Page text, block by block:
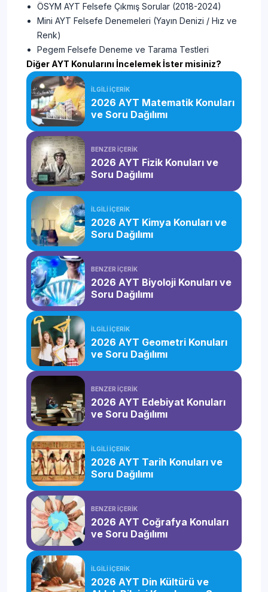
ÖSYM AYT Felsefe Çıkmış Sorular (2018-2024)
Mini AYT Felsefe Denemeleri (Yayın Denizi / Hız ve
Renk)
Pegem Felsefe Deneme ve Tarama Testleri
Diğer AYT Konularını İncelemek İster misiniz?
İLGİLİ İÇERİK
2026 AYT Matematik Konuları
ve Soru Dağılımı
BENZER İÇERİK
2026 AYT Fizik Konuları ve
Soru Dağılımı
İLGİLİ İÇERİK
2026 AYT Kimya Konuları ve
Soru Dağılımı
BENZER İÇERİK
2026 AYT Biyoloji Konuları ve
Soru Dağılımı
İLGİLİ İÇERİK
2026 AYT Geometri Konuları
ve Soru Dağılımı
BENZER İÇERİK
2026 AYT Edebiyat Konuları
ve Soru Dağılımı
İLGİLİ İÇERİK
2026 AYT Tarih Konuları ve
Soru Dağılımı
BENZER İÇERİK
2026 AYT Coğrafya Konuları
ve Soru Dağılımı
İLGİLİ İÇERİK
2026 AYT Din Kültürü ve